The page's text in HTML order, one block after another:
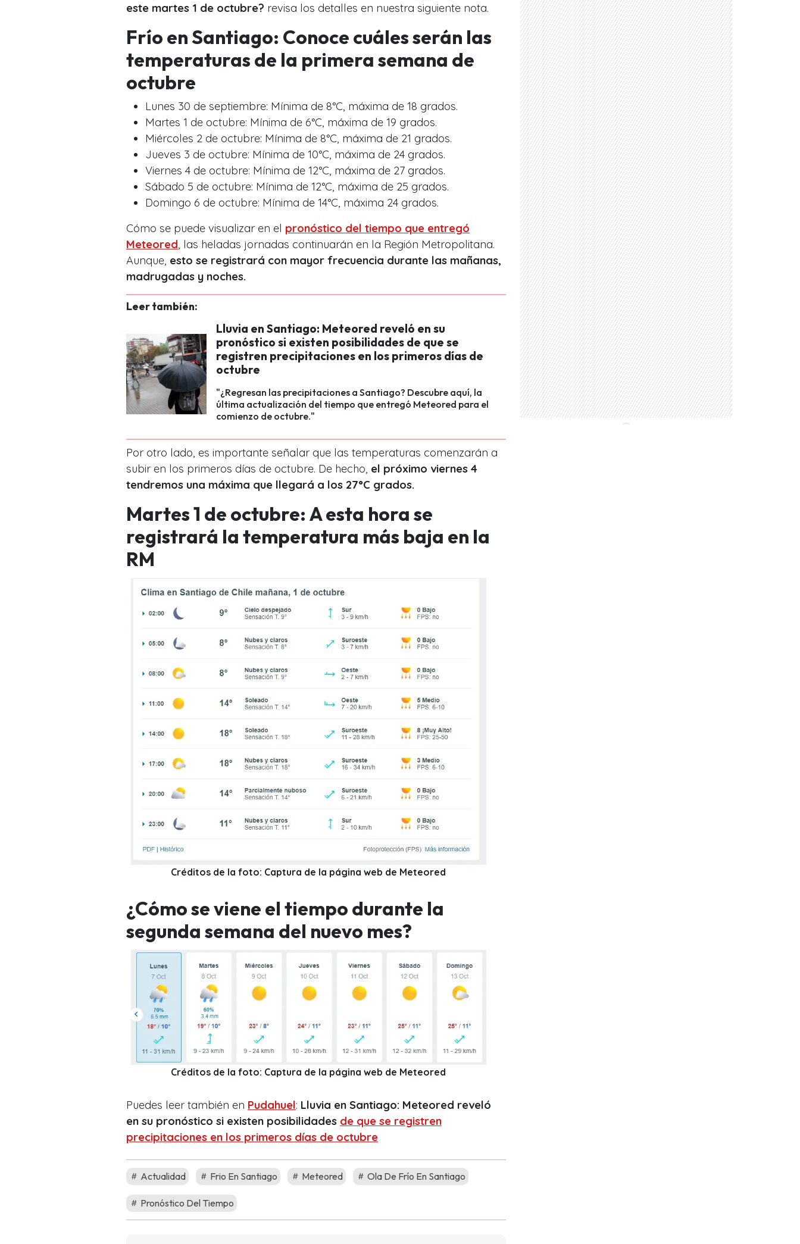
este martes 1 de octubre? revisa los detalles en nuestra siguiente nota.
Frío en Santiago: Conoce cuáles serán las
temperaturas de la primera semana de
octubre
Lunes 30 de septiembre: Mínima de 8°C, máxima de 18 grados.
Martes 1 de octubre: Mínima de 6°C, máxima de 19 grados.
Miércoles 2 de octubre: Mínima de 8°C, máxima de 21 grados.
Jueves 3 de octubre: Mínima de 10°C, máxima de 24 grados.
Viernes 4 de octubre: Mínima de 12°C, máxima de 27 grados.
Sábado 5 de octubre: Mínima de 12°C, máxima de 25 grados.
Domingo 6 de octubre: Mínima de 14°C, máxima 24 grados.
Cómo se puede visualizar en el pronóstico del tiempo que entregó
Meteored , las heladas jornadas continuarán en la Región Metropolitana.
Aunque, esto se registrará con mayor frecuencia durante las mañanas,
madrugadas y noches.
Leer también:
Lluvia en Santiago: Meteored reveló en su
pronóstico si existen posibilidades de que se
registren precipitaciones en los primeros días de
octubre
"¿Regresan las precipitaciones a Santiago? Descubre aquí, la
última actualización del tiempo que entregó Meteored para el
comienzo de octubre."
Por otro lado, es importante señalar que las temperaturas comenzarán a
subir en los primeros días de octubre. De hecho, el próximo viernes 4
tendremos una máxima que llegará a los 27°C grados.
Martes 1 de octubre: A esta hora se
registrará la temperatura más baja en la
RM
Créditos de la foto: Captura de la página web de Meteored
¿Cómo se viene el tiempo durante la
segunda semana del nuevo mes?
Créditos de la foto: Captura de la página web de Meteored
Puedes leer también en Pudahuel: Lluvia en Santiago: Meteored reveló
en su pronóstico si existen posibilidades de que se registren
precipitaciones en los primeros días de octubre
Actualidad Frio En Santiago Meteored Ola De Frío En Santiago
Pronóstico Del Tiempo